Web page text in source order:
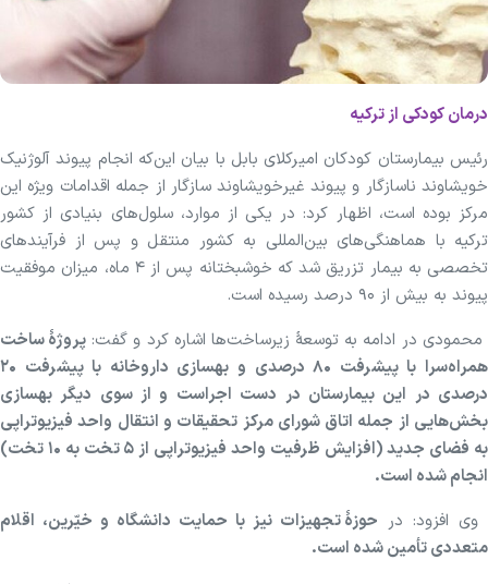
درمان کودکی از ترکیه
رئیس بیمارستان کودکان امیرکلای بابل با بیان این‌که انجام پیوند آلوژنیک
خویشاوند ناسازگار و پیوند غیرخویشاوند سازگار از جمله اقدامات ویژه این
مرکز بوده است، اظهار کرد: در یکی از موارد، سلول‌های بنیادی از کشور
ترکیه با هماهنگی‌های بین‌المللی به کشور منتقل و پس از فرآیندهای
تخصصی به بیمار تزریق شد که خوشبختانه پس از ۴ ماه، میزان موفقیت
پیوند به بیش از ۹۰ درصد رسیده است.
محمودی در ادامه به توسعهٔ زیرساخت‌ها اشاره کرد و گفت: پروژهٔ ساخت
همراه‌سرا با پیشرفت ۸۰ درصدی و بهسازی داروخانه با پیشرفت ۲۰
درصدی در این بیمارستان در دست اجراست و از سوی دیگر بهسازی
بخش‌هایی از جمله اتاق شورای مرکز تحقیقات و انتقال واحد فیزیوتراپی
به فضای جدید (افزایش ظرفیت واحد فیزیوتراپی از ۵ تخت به ۱۰ تخت)
انجام شده است.
وی افزود: در حوزهٔ تجهیزات نیز با حمایت دانشگاه و خیّرین، اقلام
متعددی تأمین شده است.